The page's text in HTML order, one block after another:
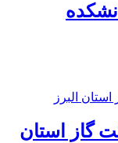
گاز استان